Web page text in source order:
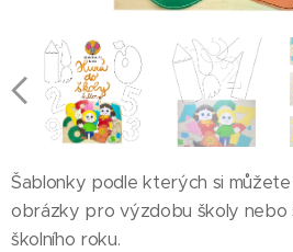
Šablonky podle kterých si
obrázky pro výzdobu školy nebo
školního roku.